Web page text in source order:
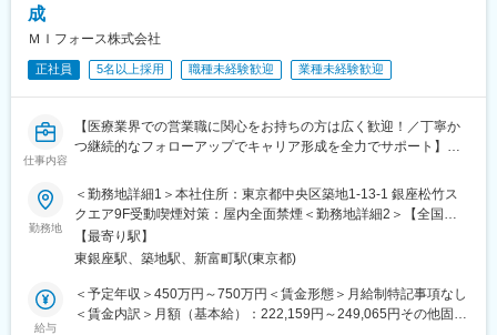
成果に応じた評価制度が整っており、頑張り次第で大幅な年収UP
■福利厚生（転勤を伴う場合）：
・家賃：一部会社負担
・住居契約初期経費：会社負担（上限設定あり）
変更の範囲：会社の定める業務
行います。
※MRだけでなく、医療機器営業職としてアサインされる可能性も
ございます。
■ 丁寧な研修・支援体制
入社後は2カ月間の研修制度がありますので、未経験でもキャッチ
同期社員と一緒に集中的に研修を行い、その後配属先に応じた製
品研修を行います。
※配属入社後に確定予定／ご希望や適性を考慮し、1つ目のプロジ
ェクトは製薬・医療機器メーカーのいずれかに配属します。
配属後も知識とスキルアップのために様々な研修をご用意してい
ます。
■明確な評価制度／やりがいや努力がきちんと報われる報酬制度
成
ＭＩフォース株式会社
正社員 5名以上採用 職種未経験歓迎 業種未経験歓迎
仕事内容
【医療業界での営業職に関心をお持ちの方は広く歓迎！／丁寧か
つ継続的なフォローアップでキャリア形成を全力でサポート】
■業務内容：
医療系総合職として製薬メーカーや医療機器メーカー等業務を委
託する「CSO」に所属し、プロジェクトごとに複数のメーカーで
勤務いただきます。今回は大手医療機器メーカー様へのプロジェ
クトへアサイン予定です。グローバルトップメーカーなど様々な
PJTに携わる事が出来ます。
勤務地
＜勤務地詳細1＞本社住所：東京都中央区築地1-13-1 銀座松竹ス
クエア9F受動喫煙対策：屋内全面禁煙＜勤務地詳細2＞【全国】
クライアント先住所：東京都 他 受動喫煙対策：屋内全面禁煙変
更の範囲：会社の定める事業所（リモートワーク含む）
【最寄り駅】
東銀座駅、築地駅、新富町駅(東京都)
給与
＜予定年収＞450万円～750万円＜賃金形態＞月給制特記事項なし
＜賃金内訳＞月額（基本給）：222,159円～249,065円その他固定